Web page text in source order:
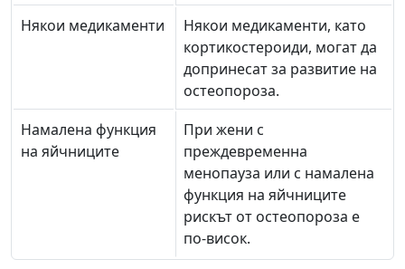
Някои медикаменти
Някои медикаменти, като
кортикостероиди, могат да
допринесат за развитие на
остеопороза.
Намалена функция
на яйчниците
При жени с
преждевременна
менопауза или с намалена
функция на яйчниците
рискът от остеопороза е
по-висок.